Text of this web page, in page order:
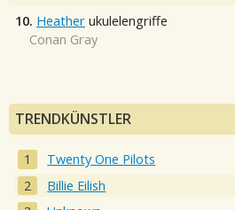
10. Heather ukulelengriffe
Conan Gray
TRENDKÜNSTLER
Twenty One Pilots
Billie Eilish